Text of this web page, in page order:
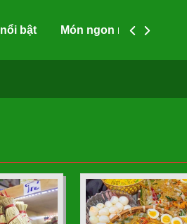
bật Món ngon mỗi ngày